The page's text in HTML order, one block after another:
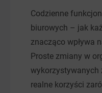
Codzienne
biurowych – jak
znacząco wpływa
Proste zmiany w
wykorzystywanych
realne korzyści